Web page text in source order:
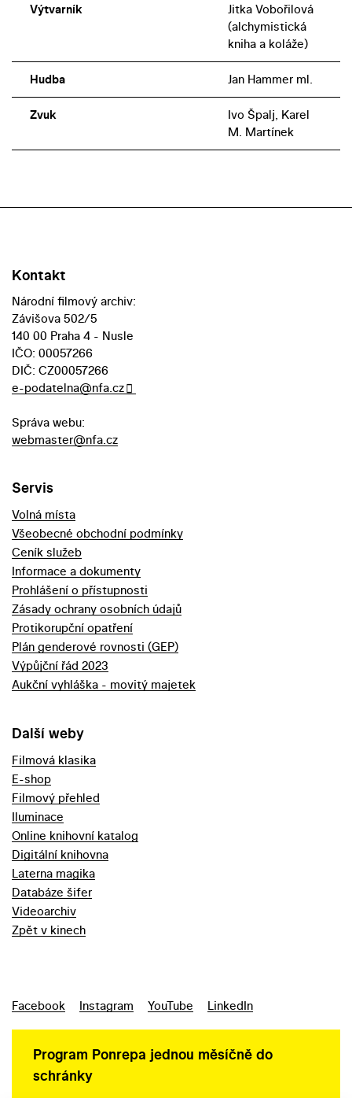
Výtvarník
Jitka Vobořilová
(alchymistická
kniha a koláže)
Hudba Jan Hammer ml.
Zvuk
Ivo Špalj, Karel
M. Martínek
Kontakt
Národní filmový archiv:
Závišova 502/5
140 00 Praha 4 - Nusle
IČO: 00057266
DIČ: CZ00057266
e-podatelna@nfa.cz
Správa webu:
webmaster@nfa.cz
Servis
Volná místa
Všeobecné obchodní podmínky
Ceník služeb
Informace a dokumenty
Prohlášení o přístupnosti
Zásady ochrany osobních údajů
Protikorupční opatření
Plán genderové rovnosti (GEP)
Výpůjční řád 2023
Aukční vyhláška - movitý majetek
Další weby
Filmová klasika
E-shop
Filmový přehled
Iluminace
Online knihovní katalog
Digitální knihovna
Laterna magika
Databáze šifer
Videoarchiv
Zpět v kinech
Facebook Instagram YouTube LinkedIn
Program Ponrepa jednou měsíčně do
schránky